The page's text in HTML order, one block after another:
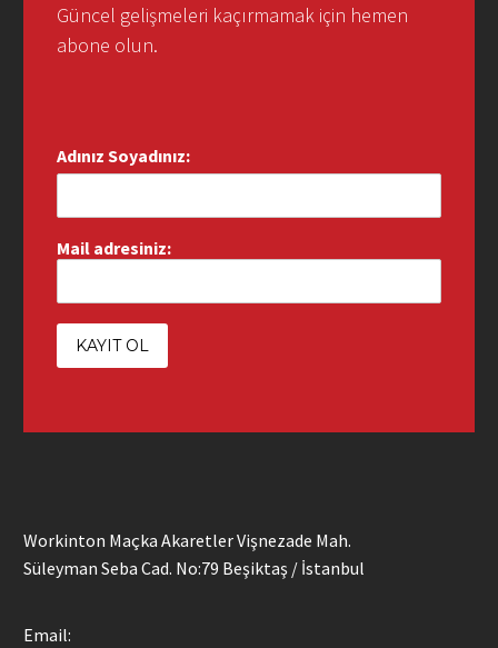
Workinton Maçka Akaretler Vişnezade Mah.
Süleyman Seba Cad. No:79 Beşiktaş / İstanbul
Email:
Güncel gelişmeleri kaçırmamak için hemen
abone olun.
Adınız Soyadınız:
Mail adresiniz: